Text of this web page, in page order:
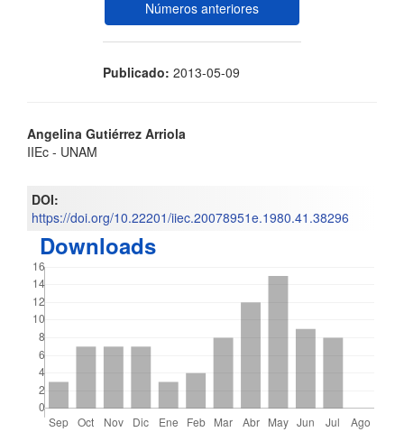
Números anteriores
Publicado: 2013-05-09
Contenido
del
artículo
Angelina Gutiérrez Arriola
IIEc - UNAM
DOI:
https://doi.org/10.22201/iiec.20078951e.1980.41.38296
Downloads